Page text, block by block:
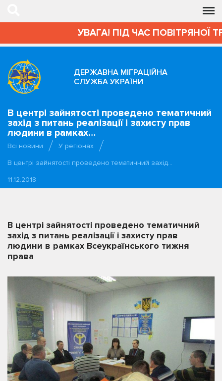
УВАГА! ПІД ЧАС ПОВІТРЯНОЇ
ДЕРЖАВНА МІГРАЦІЙНА
СЛУЖБА УКРАЇНИ
В центрі зайнятості проведено тематичний
захід з питань реалізації і захисту прав
людини в рамках…
Всі новини
У регіонах
В центрі зайнятості проведено тематичний захід…
11.12.2018
В центрі зайнятості проведено тематичний
захід з питань реалізації і захисту прав
людини в рамках Всеукраїнського тижня
права